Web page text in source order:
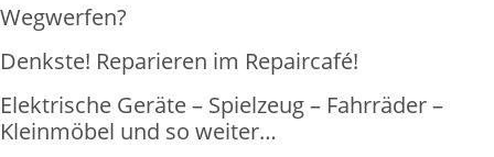
Programmheft vom Nachbarschaftshaus
Urbanstraße e.V.
Sonnen-Café
Das Team
Aktuelle Informationen
Die Geschichte des Hauses
Kontakt
Wegwerfen?
Denkste! Reparieren im Repaircafé!
Elektrische Geräte – Spielzeug – Fahrräder –
Kleinmöbel und so weiter…